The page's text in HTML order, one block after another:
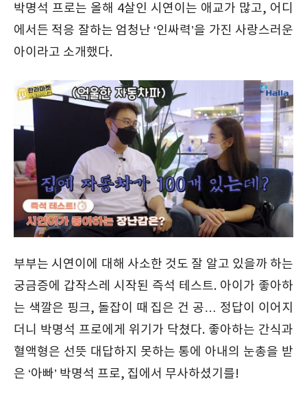
박명석 프로는 올해 4살인 시연이는 애교가 많고, 어디
에서든 적응 잘하는 엄청난 ‘인싸력’을 가진 사랑스러운
아이라고 소개했다.
부부는 시연이에 대해 사소한 것도 잘 알고 있을까 하는
궁금증에 갑작스레 시작된 즉석 테스트. 아이가 좋아하
는 색깔은 핑크, 돌잡이 때 집은 건 공… 정답이 이어지
더니 박명석 프로에게 위기가 닥쳤다. 좋아하는 간식과
혈액형은 선뜻 대답하지 못하는 통에 아내의 눈총을 받
은 ‘아빠’ 박명석 프로, 집에서 무사하셨기를!